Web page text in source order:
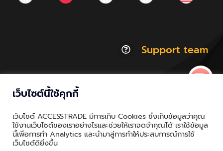
Support team
Thailand.a | All Rights Reserved
Privacy & Policy | Cookie Policy
เว็บไซต์นี้ใช้คุกกี้
เว็บไซต์ ACCESSTRADE มีการเก็บ Cookies ซึ่งเก็บข้อมูลว่าคุณ
ใช้งานเว็บไซต์ของเราอย่างไรและช่วยให้เราจดจำคุณได้ เราใช้ข้อมูล
นี้เพื่อการทำ Analytics และนำมาสู่การทำให้ประสบการณ์การใช้
เว็บไซต์ดียิ่งขึ้น